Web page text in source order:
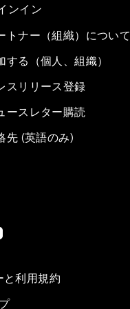
ンイン
トナー（組織）につい
する（個人、組織）
スリリース登録
ースレター購読
先 (英語のみ)
と利用規約